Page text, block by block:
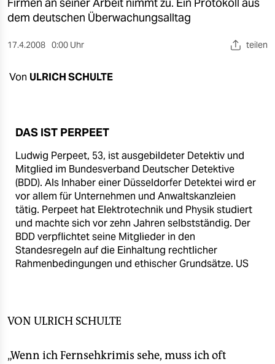
wahrheit
verlag
veranstaltungen
shop
fragen & hilfe
unterstützen
abo
dem deutschen Überwachungsalltag
17.4.2008 0:00 Uhr teilen
Von ULRICH SCHULTE
DAS IST PERPEET
Ludwig Perpeet, 53, ist ausgebildeter Detektiv und
Mitglied im Bundesverband Deutscher Detektive
(BDD). Als Inhaber einer Düsseldorfer Detektei wird er
vor allem für Unternehmen und Anwaltskanzleien
tätig. Perpeet hat Elektrotechnik und Physik studiert
und machte sich vor zehn Jahren selbstständig. Der
BDD verpflichtet seine Mitglieder in den
Standesregeln auf die Einhaltung rechtlicher
Rahmenbedingungen und ethischer Grundsätze. US
VON ULRICH SCHULTE
„Wenn ich Fernsehkrimis sehe, muss ich oft